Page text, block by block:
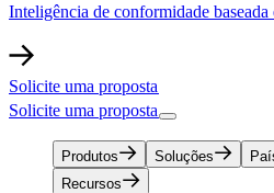
Inteligência de conformidade
Solicite uma proposta​​
Solicite uma proposta​​
Produtos​​ Soluções​​
Recursos​​